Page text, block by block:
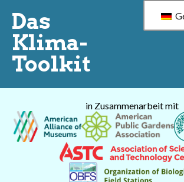
Das
Klima-
Toolkit
in Zusammenarbeit mit